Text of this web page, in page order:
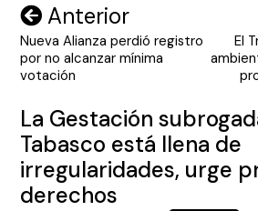
Navegación
de
entradas
Anterior
Nueva Alianza perdió registro
por no alcanzar mínima
votación
El
La Gestación
Tabasco está llena de
irregularidades, urge
derechos